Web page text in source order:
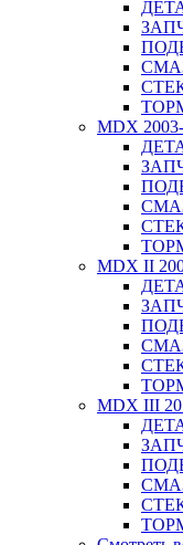
MDX
MDX II
MDX III